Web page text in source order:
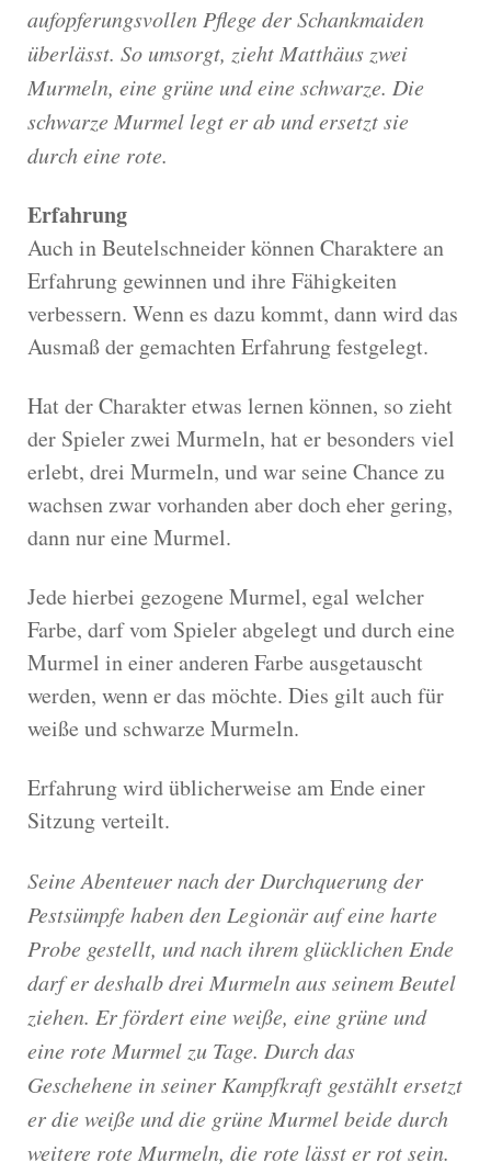
aufopferungsvollen Pflege der Schankmaiden
überlässt. So umsorgt, zieht Matthäus zwei
Murmeln, eine grüne und eine schwarze. Die
schwarze Murmel legt er ab und ersetzt sie
durch eine rote.
Erfahrung
Auch in Beutelschneider können Charaktere an
Erfahrung gewinnen und ihre Fähigkeiten
verbessern. Wenn es dazu kommt, dann wird das
Ausmaß der gemachten Erfahrung festgelegt.
Hat der Charakter etwas lernen können, so zieht
der Spieler zwei Murmeln, hat er besonders viel
erlebt, drei Murmeln, und war seine Chance zu
wachsen zwar vorhanden aber doch eher gering,
dann nur eine Murmel.
Jede hierbei gezogene Murmel, egal welcher
Farbe, darf vom Spieler abgelegt und durch eine
Murmel in einer anderen Farbe ausgetauscht
werden, wenn er das möchte. Dies gilt auch für
weiße und schwarze Murmeln.
Erfahrung wird üblicherweise am Ende einer
Sitzung verteilt.
Seine Abenteuer nach der Durchquerung der
Pestsümpfe haben den Legionär auf eine harte
Probe gestellt, und nach ihrem glücklichen Ende
darf er deshalb drei Murmeln aus seinem Beutel
ziehen. Er fördert eine weiße, eine grüne und
eine rote Murmel zu Tage. Durch das
Geschehene in seiner Kampfkraft gestählt ersetzt
er die weiße und die grüne Murmel beide durch
weitere rote Murmeln, die rote lässt er rot sein.